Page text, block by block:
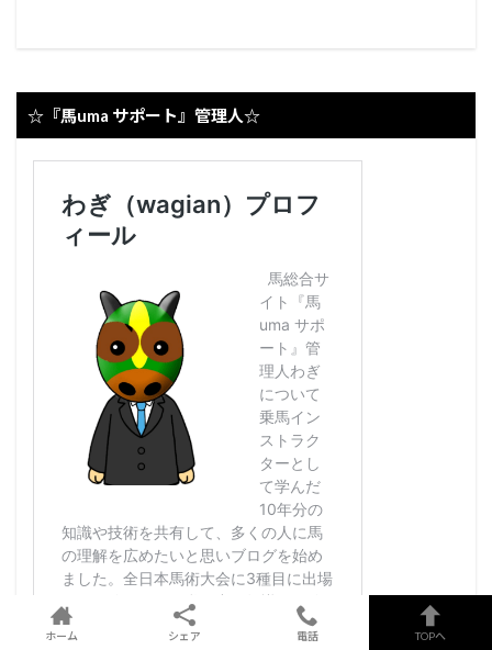
☆『馬uma サポート』管理人☆
ホーム シェア 電話 TOPへ